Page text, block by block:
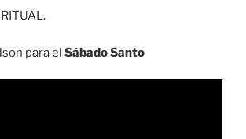
para el Sábado Santo